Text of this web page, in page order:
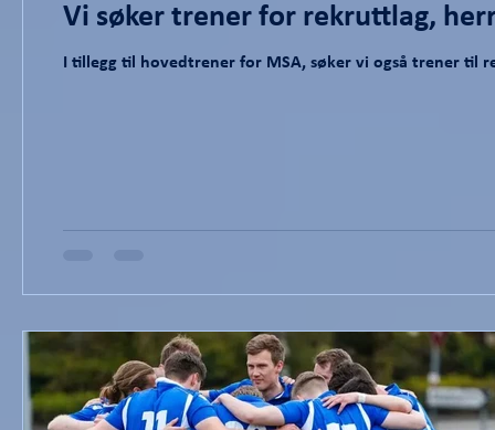
Vi søker trener for rekruttlag,
I tillegg til hovedtrener for MSA, søker vi også trener til